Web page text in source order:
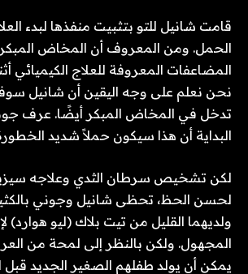
قامت شانيل للتو بتثبيت منفذها لبدء
الحمل. ومن المعروف أن المخاض
المضاعفات المعروفة للعلاج الكيميائي
نحن نعلم على وجه اليقين أن شانيل
تدخل في المخاض المبكر أيضًا. عرف
البداية أن هذا سيكون حملاً شديد
لكن تشخيص سرطان الثدي وعلاجه
لحسن الحظ، تحظى شانيل وجوني
ولديهما القليل من تيت بلاك (ليو هوارد)
المجهول. ولكن بالنظر إلى لمحة من
يمكن أن يولد طفلهم الصغير الجديد قبل